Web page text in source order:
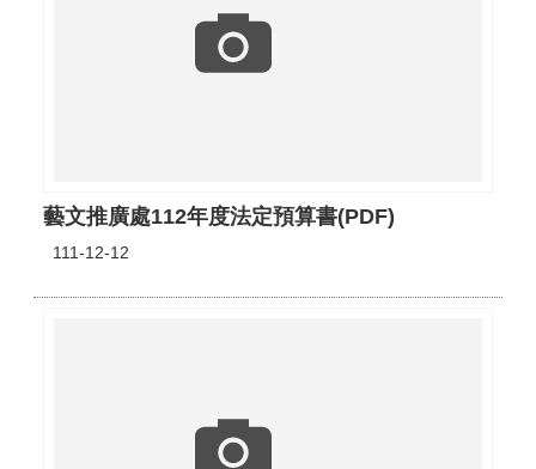
藝文推廣處112年度法定預算書(PDF)
111-12-12